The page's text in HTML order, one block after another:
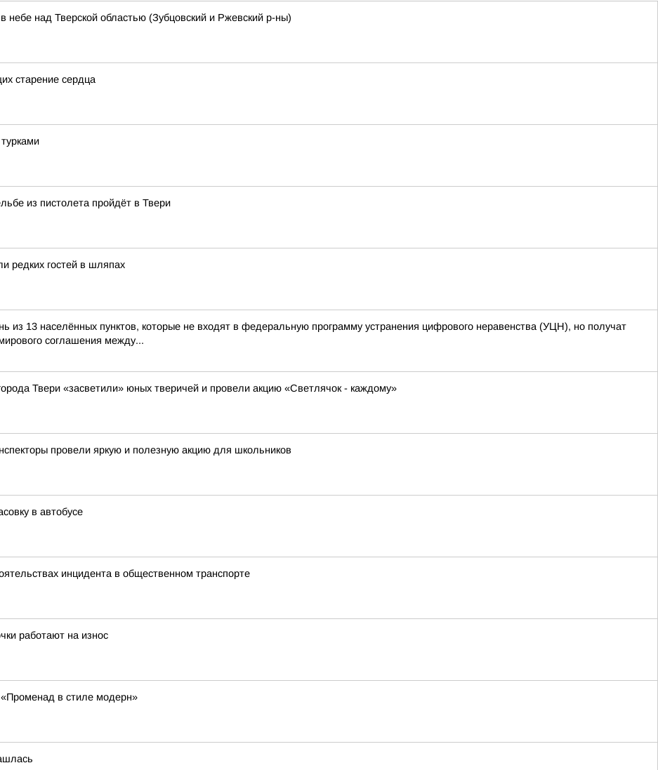
над Тверской областью (Зубцовский и Ржевский р-ны)
старение сердца
из пистолета пройдёт в Твери
редких гостей в шляпах
из 13 населённых пунктов, которые не входят в федеральную программу устранения цифрового неравенства (УЦН), но получат
соглашения между...
Твери «засветили» юных тверичей и провели акцию «Светлячок - каждому»
провели яркую и полезную акцию для школьников
в автобусе
инцидента в общественном транспорте
работают на износ
в стиле модерн»